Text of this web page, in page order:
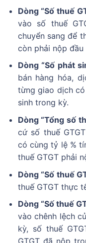
Dòng “Số thuế
vào số thuế
chuyển sang để
còn phải nộp đầu
Dòng “Số phát
bán hàng hóa,
từng giao dịch
sinh trong kỳ.
Dòng “Tổng số
cứ số thuế
có cùng tỷ lệ %
thuế GTGT phải
Dòng “Số thuế
thuế GTGT thực
Dòng “Số thuế
vào chênh lệch
kỳ, số thuế